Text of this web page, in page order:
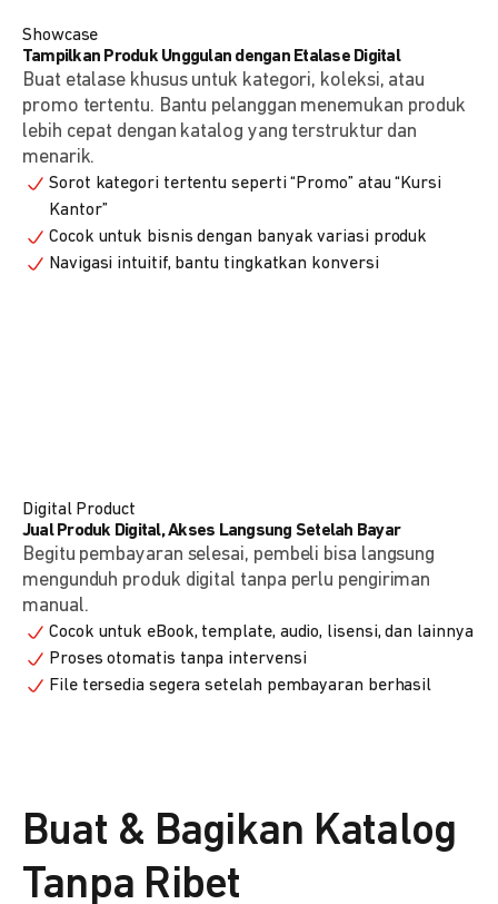
Showcase
Tampilkan Produk Unggulan dengan Etalase Digital
Buat etalase khusus untuk kategori, koleksi, atau
promo tertentu. Bantu pelanggan menemukan produk
lebih cepat dengan katalog yang terstruktur dan
menarik.
Sorot kategori tertentu seperti “Promo” atau “Kursi
Kantor”
Cocok untuk bisnis dengan banyak variasi produk
Navigasi intuitif, bantu tingkatkan konversi
Digital Product
Jual Produk Digital, Akses Langsung Setelah Bayar
Begitu pembayaran selesai, pembeli bisa langsung
mengunduh produk digital tanpa perlu pengiriman
manual.
Cocok untuk eBook, template, audio, lisensi, dan lainnya
Proses otomatis tanpa intervensi
File tersedia segera setelah pembayaran berhasil
Buat & Bagikan Katalog
Tanpa Ribet